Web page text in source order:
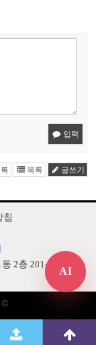
입력
목록 글쓰기
침
2층 201-B248
©
AI